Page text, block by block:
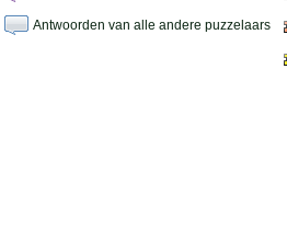
Antwoorden van alle andere puzzelaars